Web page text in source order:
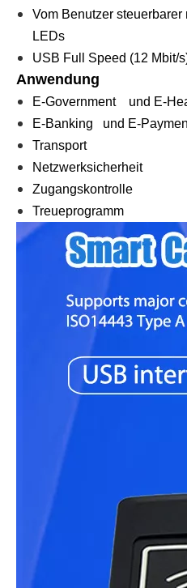
Vom Benutzer steuerbarer
LEDs
USB Full Speed ​​(12 Mbit/
Anwendung
E-Government und E-
E-Banking und E-
Transport
Netzwerksicherheit
Zugangskontrolle
Treueprogramm